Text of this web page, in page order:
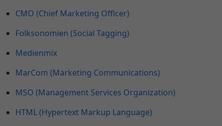
CMO (Chief Marketing Officer)
Folksonomien (Social Tagging)
Medienmix
MarCom (Marketing Communications)
MSO (Management Services Organization)
HTML (Hypertext Markup Language)